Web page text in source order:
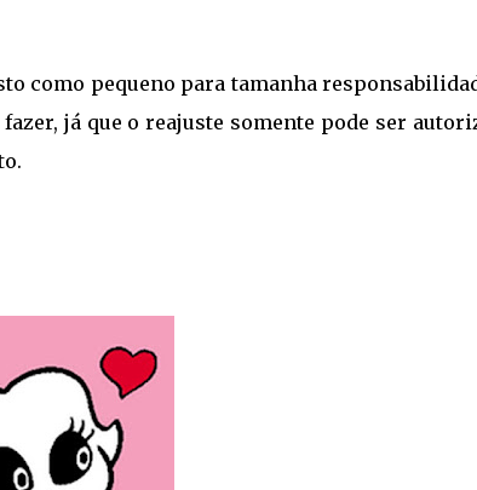
como pequeno para tamanha
já que o reajuste somente pode ser